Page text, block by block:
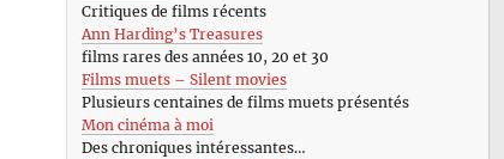
Critiques de films récents
Ann Harding’s Treasures
films rares des années 10, 20 et 30
Films muets – Silent movies
Plusieurs centaines de films muets présentés
Mon cinéma à moi
Des chroniques intéressantes…